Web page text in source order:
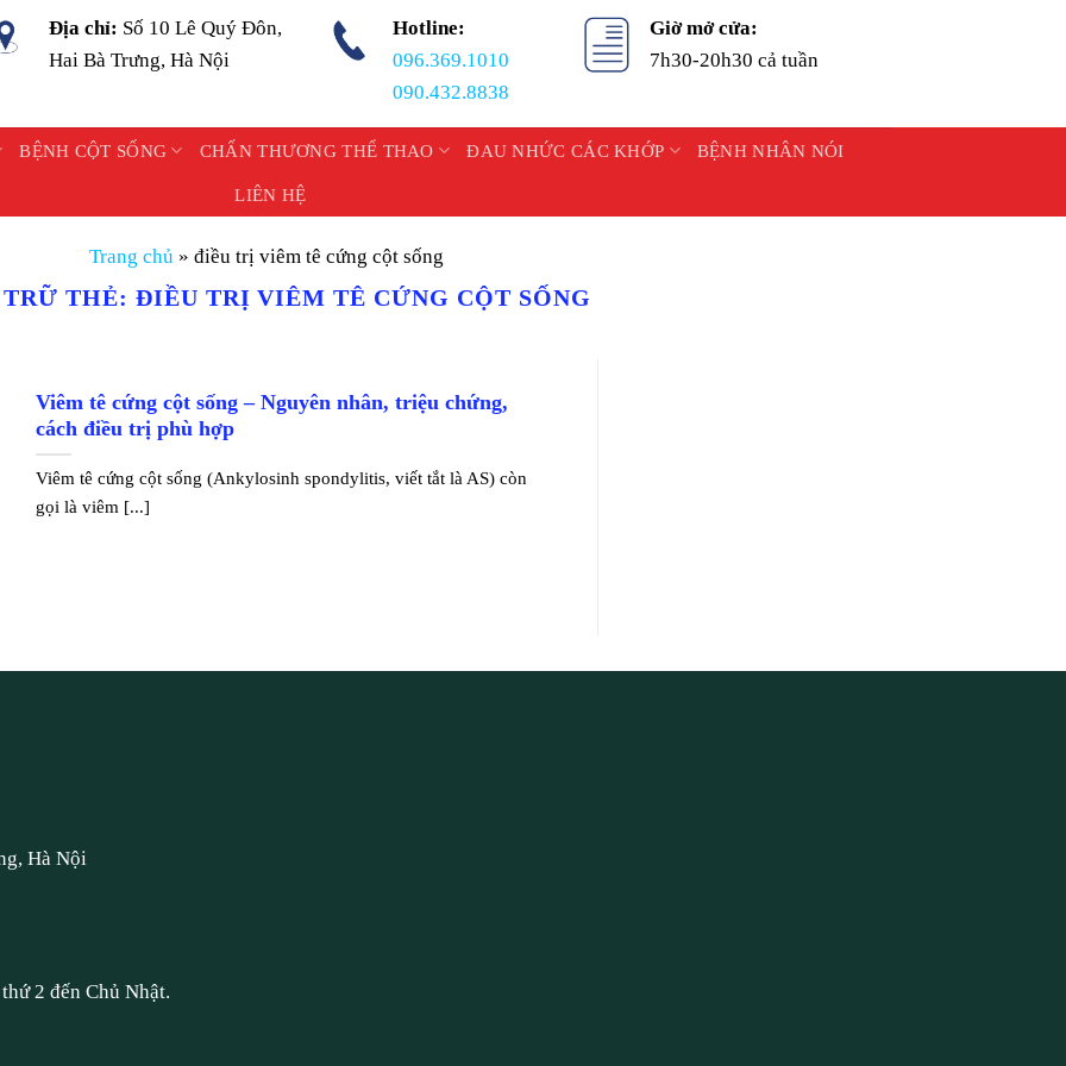
Địa chỉ: Số 10 Lê Quý Đôn,
Hai Bà Trưng, Hà Nội
Hotline:
096.369.1010
090.432.8838
Giờ mở cửa:
7h30-20h30 cả tuần
BỆNH CỘT SỐNG CHẤN THƯƠNG THỂ THAO ĐAU NHỨC CÁC KHỚP BỆNH NHÂN NÓI
LIÊN HỆ
Trang chủ » điều trị viêm tê cứng cột sống
THẺ: ĐIỀU TRỊ VIÊM TÊ CỨNG CỘT SỐNG
Viêm tê cứng cột sống – Nguyên nhân, triệu chứng,
cách điều trị phù hợp
Viêm tê cứng cột sống (Ankylosinh spondylitis, viết tắt là AS) còn
gọi là viêm [...]
Hà Nội
2 đến Chủ Nhật.